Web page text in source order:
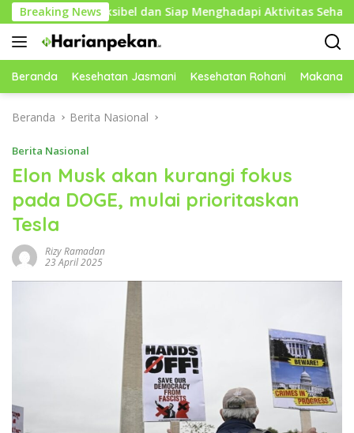
Langsung
ke
konten
Breaking News
Fleksibel dan Siap Menghadapi Aktivitas Sehari-Hari
Beranda Kesehatan Jasmani Kesehatan Rohani Makanan
Beranda Berita Nasional
Berita Nasional
Elon Musk akan kurangi fokus
pada DOGE, mulai prioritaskan
Tesla
Rizy Ramadan
23 April 2025